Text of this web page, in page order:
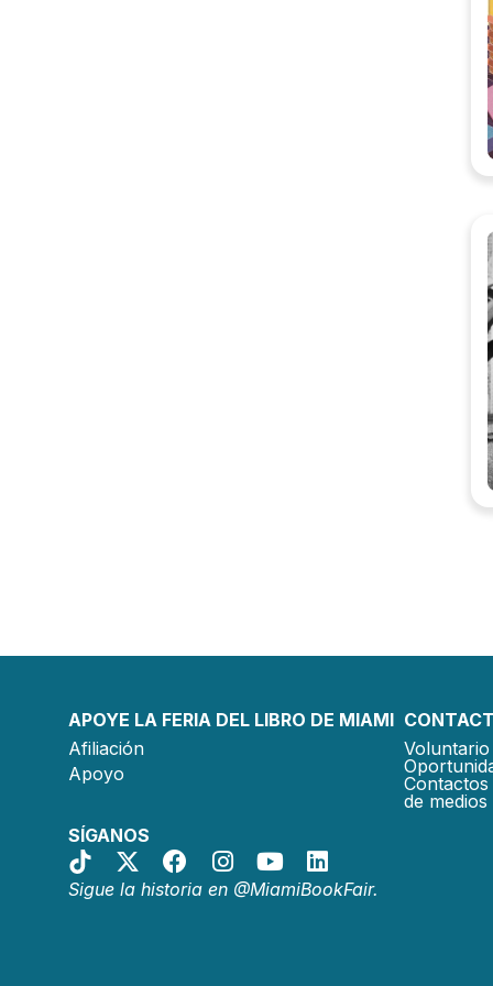
APOYE LA FERIA DEL LIBRO DE MIAMI
Afiliación
Apoyo
SÍGANOS
Sigue la historia en @MiamiBookFair.
de medios